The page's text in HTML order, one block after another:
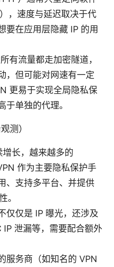
，速度与延迟取决于代
要在应用层隐藏 IP 的用
有流量都走加密隧道，
，但可能对网速有一定
更易于实现全局隐私保
于单独的代理。
测）
长，越来越多的
作为主要隐私保护手
、支持多平台、并提供
。
仅仅是 IP 曝光，还涉及
IP 泄漏等，需要配合额外
服务商（如知名的 VPN